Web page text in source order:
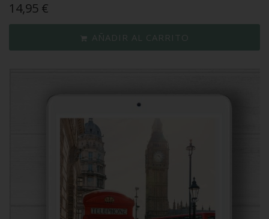
14,95 €
AÑADIR AL CARRITO